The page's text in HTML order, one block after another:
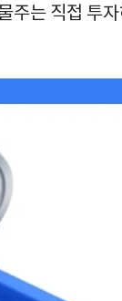
주는 직접 투